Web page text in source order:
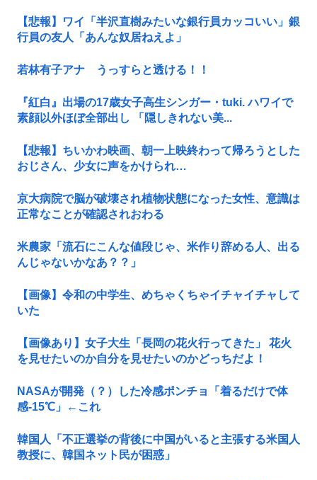
【悲報】ワイ「半沢直樹みたいな銀行員カッコいい」銀
行員の友人「あんな奴居ねえよ」
若林有子アナ うっすらと透ける！！
『紅白』出場の17歳女子高生シンガー・tuki. ハワイで
素顔以外ほぼ全部出し 「隠しきれない美...
【悲報】ちいかわ映画、朝一上映終わって帰ろうとした
おじさん、少女に声をかけられ…
京大病院で脳が破壊され植物状態になった女性、意識は
正常なことが確認されおわる
米農家「流石にこんな値段じゃ、米作り辞める人、出る
んじゃないかなあ？？」
【画像】令和の中学生、めちゃくちゃイチャイチャして
いた
【画像あり】女子大生「長岡の花火行ってきた」 花火
を見せたいのか自分を見せたいのかどっちだよ！
NASAが開発（？）した冷感ポンチョ「着るだけで体
感-15℃」←これ
韓国人「不正選挙の背後に中国がいると主張する米国人
教授に、韓国ネット民が困惑」